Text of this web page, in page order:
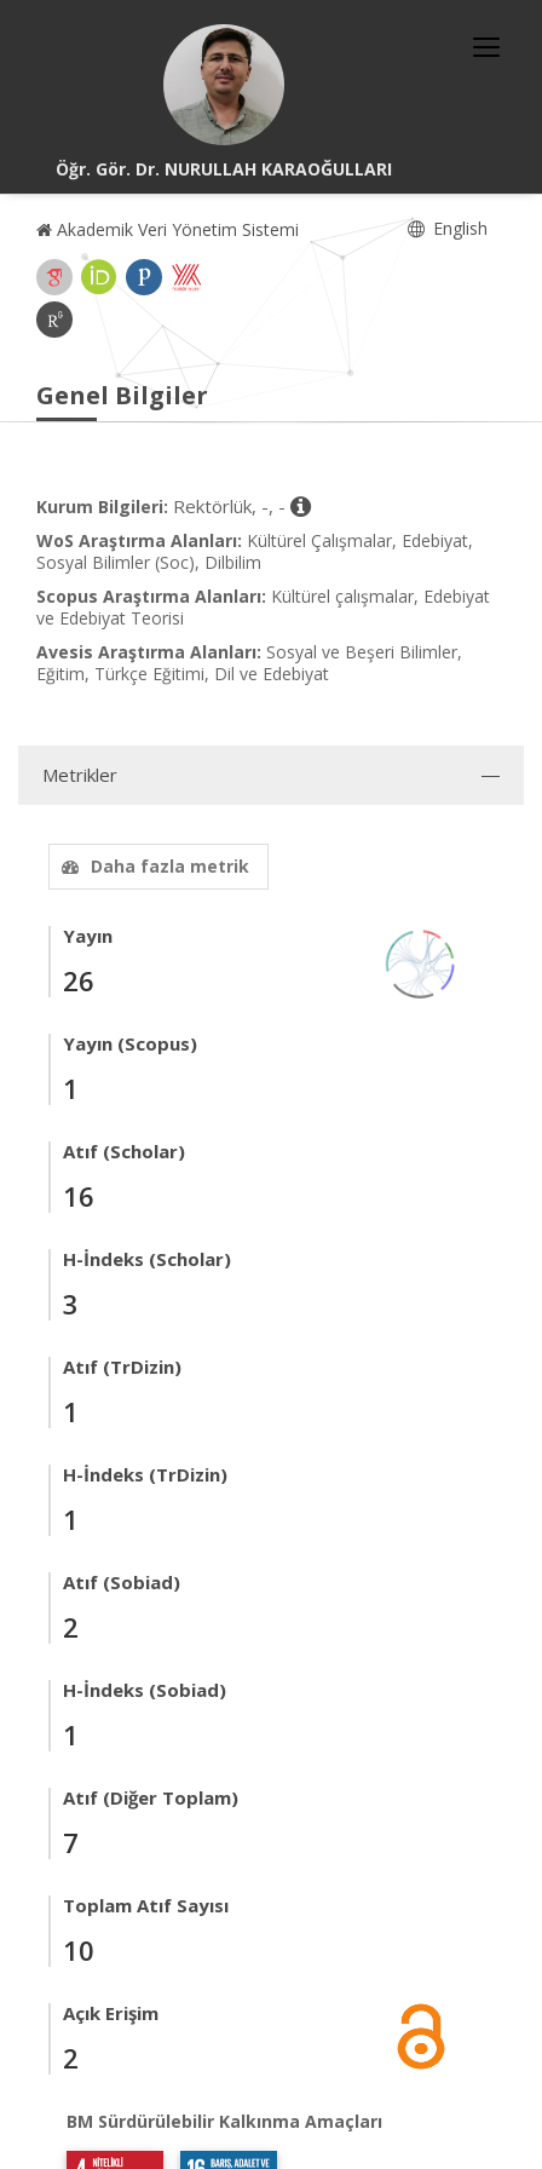
Öğr. Gör. Dr. NURULLAH KARAOĞULLARI
Akademik Veri Yönetim Sistemi English
Genel Bilgiler
Kurum Bilgileri: Rektörlük, -, -
WoS Araştırma Alanları: Kültürel Çalışmalar, Edebiyat,
Sosyal Bilimler (Soc), Dilbilim
Scopus Araştırma Alanları: Kültürel çalışmalar, Edebiyat
ve Edebiyat Teorisi
Avesis Araştırma Alanları: Sosyal ve Beşeri Bilimler,
Eğitim, Türkçe Eğitimi, Dil ve Edebiyat
Metrikler
Daha fazla metrik
Yayın
26
Yayın (Scopus)
1
Atıf (Scholar)
16
H-İndeks (Scholar)
3
Atıf (TrDizin)
1
H-İndeks (TrDizin)
1
Atıf (Sobiad)
2
H-İndeks (Sobiad)
1
Atıf (Diğer Toplam)
7
Toplam Atıf Sayısı
10
Açık Erişim
2
BM Sürdürülebilir Kalkınma Amaçları